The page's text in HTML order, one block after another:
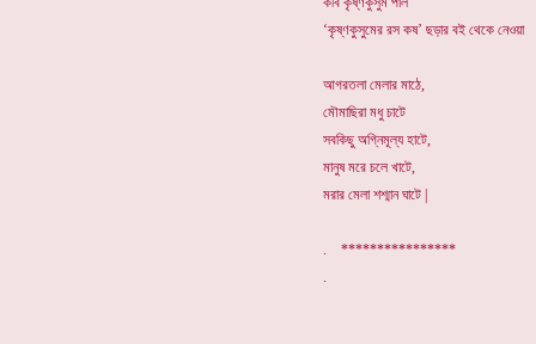
‘কৃষ্ণকুসুমের রস কষ’ ছড়ার বই থেকে নেওয়া
আগরতলা মেলার মাঠে,
মৌমাছিরা মধু চাটে
সবকিছু অগ্নিমূল্য হাটে,
মানুষ মরে চলে খাটে,
মরার মেলা শশ্মান ঘাটে |
. ****************